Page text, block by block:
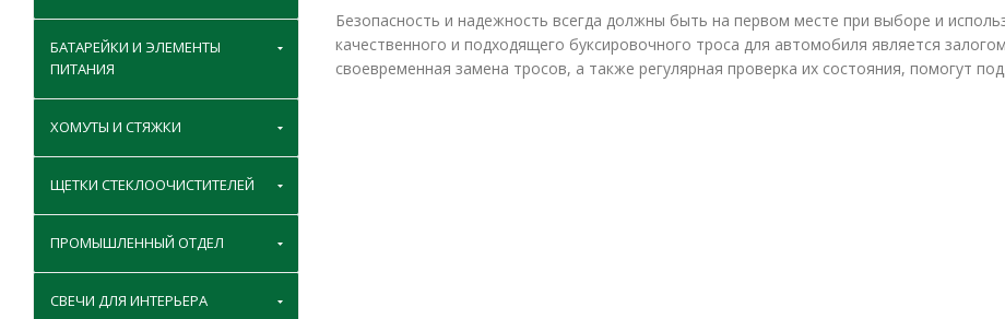
Безопасность и надежность всегда должны быть на первом месте при выборе и
качественного и подходящего буксировочного троса для автомобиля является
своевременная замена тросов, а также регулярная проверка их состояния, помогут
БАТАРЕЙКИ И ЭЛЕМЕНТЫ
ПИТАНИЯ
ХОМУТЫ И СТЯЖКИ
ЩЕТКИ СТЕКЛООЧИСТИТЕЛЕЙ
ПРОМЫШЛЕННЫЙ ОТДЕЛ
СВЕЧИ ДЛЯ ИНТЕРЬЕРА